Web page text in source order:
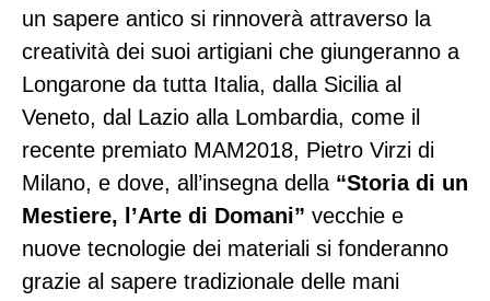
un sapere antico si rinnoverà attraverso la
creatività dei suoi artigiani che giungeranno a
Longarone da tutta Italia, dalla Sicilia al
Veneto, dal Lazio alla Lombardia, come il
recente premiato MAM2018, Pietro Virzi di
Milano, e dove, all’insegna della “Storia di un
Mestiere, l’Arte di Domani” vecchie e
nuove tecnologie dei materiali si fonderanno
grazie al sapere tradizionale delle mani